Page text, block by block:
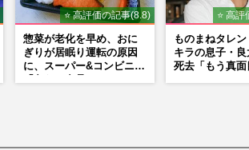
⭐ 高評価の記事(8.8)
惣菜が老化を早め、おに
ぎりが居眠り運転の原因
に、スーパー&コンビニの
⭐ 高
ものまねタレ
キラの息子・
死去「もう真面